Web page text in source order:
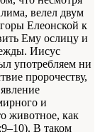
велел двум
Елеонской к
Ему ослицу и
Иисус
употребляем ни
пророчеству,
и
животное, как
В таком